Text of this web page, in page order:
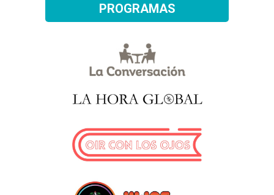
PROGRAMAS